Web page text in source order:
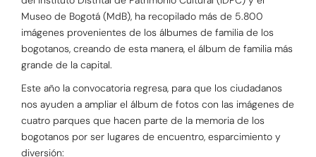
Museo de Bogotá (MdB), ha recopilado más de 5.800
imágenes provenientes de los álbumes de familia de los
bogotanos, creando de esta manera, el álbum de familia más
grande de la capital.
Este año la convocatoria regresa, para que los ciudadanos
nos ayuden a ampliar el álbum de fotos con las imágenes de
cuatro parques que hacen parte de la memoria de los
bogotanos por ser lugares de encuentro, esparcimiento y
diversión: